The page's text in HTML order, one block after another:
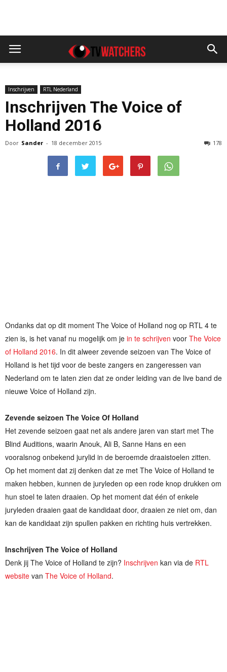
Inschrijven RTL Nederland
Inschrijven The Voice of
Holland 2016
Door Sander - 18 december 2015 178
Ondanks dat op dit moment The Voice of Holland nog op RTL 4 te
zien is, is het vanaf nu mogelijk om je in te schrijven voor The Voice
of Holland 2016. In dit alweer zevende seizoen van The Voice of
Holland is het tijd voor de beste zangers en zangeressen van
Nederland om te laten zien dat ze onder leiding van de live band de
nieuwe Voice of Holland zijn.
Zevende seizoen The Voice Of Holland
Het zevende seizoen gaat net als andere jaren van start met The
Blind Auditions, waarin Anouk, Ali B, Sanne Hans en een
vooralsnog onbekend jurylid in de beroemde draaistoelen zitten.
Op het moment dat zij denken dat ze met The Voice of Holland te
maken hebben, kunnen de juryleden op een rode knop drukken om
hun stoel te laten draaien. Op het moment dat één of enkele
juryleden draaien gaat de kandidaat door, draaien ze niet om, dan
kan de kandidaat zijn spullen pakken en richting huis vertrekken.
Inschrijven The Voice of Holland
Denk jij The Voice of Holland te zijn? Inschrijven kan via de RTL
website van The Voice of Holland.